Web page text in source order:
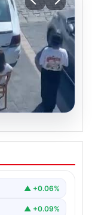
Kafe
damgasını
▲ +0.06%
▲ +0.09%